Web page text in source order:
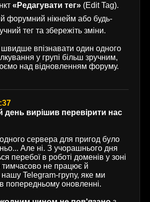
«Редагувати тег» (Edit Tag).
форумний нікнейм або будь-
тег та збережіть зміни.
впізнавати один одного
у групі більш зручним,
над відновленням форуму.
день вирішив перевірити нас
сервера для пригод було
Але ні. З учорашнього дня
перебої в роботі доменів у зоні
тимчасово не працює й
Telegram-групу, яке ми
попередньому оновленні.